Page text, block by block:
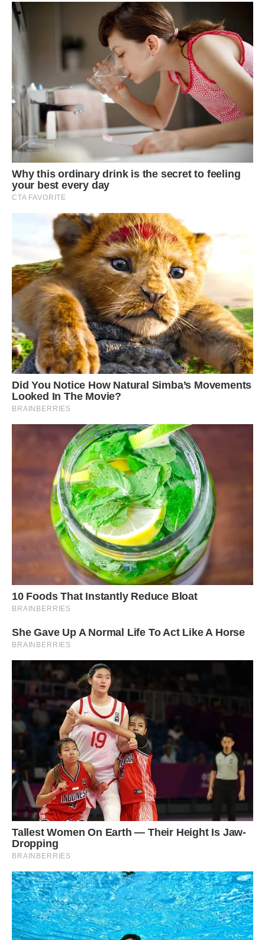
Можливо, з часом він зрозуміє, що я не був зобов’язаний
вирішувати його проблеми за рахунок власних планів. А
можливо, це назавжди зіпсувало наші стосунки. Я не знаю
відповіді.
Я досі не можу зрозуміти, чому вважається нормальним
вимагати від брата те, що він заробляв важкою працею.
Чому статус сімейної людини дає право ставити
ультиматуми холостяку? Адже я не вимагаю від нього
частку від його зарплати, хоча він теж працює.
Іноді ввечері, коли я сиджу на своєму балконі, дивлюся на
вогні міста і згадую наше дитинство. Ми бігали разом,
ділили іграшки, захищали один одного від хуліганів. Куди
це все поділося? Як прості папірці з цифрами змогли
випалити в нас обох повагу і братерську любов?
Андрій завжди був трохи дивакуватий у своїх
переконаннях. Він вважав, що світ йому винен за те, що
він народився в сім’ї, де не було статків. Але він забував,
він знав, на що йде. Він знав, що квартира — це не
подарунок долі, а результат роботи.
Мама тепер боїться навіть слово сказати в його бік, щоб
не розлютити ще більше. Вона постійно повторює, що він
просто не справляється з навантаженням. Але хіба я
винен у тому, що в нього таке навантаження? Я працюю
не менше, і мої нерви теж мають межу.
Найприкріше — це те, що невістка підливає оливи у
вогонь. Вона переконує Андрія, що мама віддала мені ті
гроші не через те, що вони мої, а тому, що любить мене
більше. Це отруює їхню свідомість і руйнує нашу сім’ю. Я
бачив, як вони сидять на кухні й обговорюють мою
квартиру, ніби я вкрав у них щось цінне.
Якось я пробував поговорити з ним серйозно. Запросив
на каву, хотів пояснити, що ми дорослі люди. Але він
навіть не дослухав. Сказав, що програмісти заробляють